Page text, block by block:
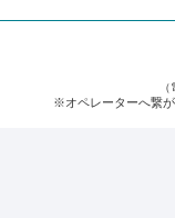
※オペレーターへ繋が